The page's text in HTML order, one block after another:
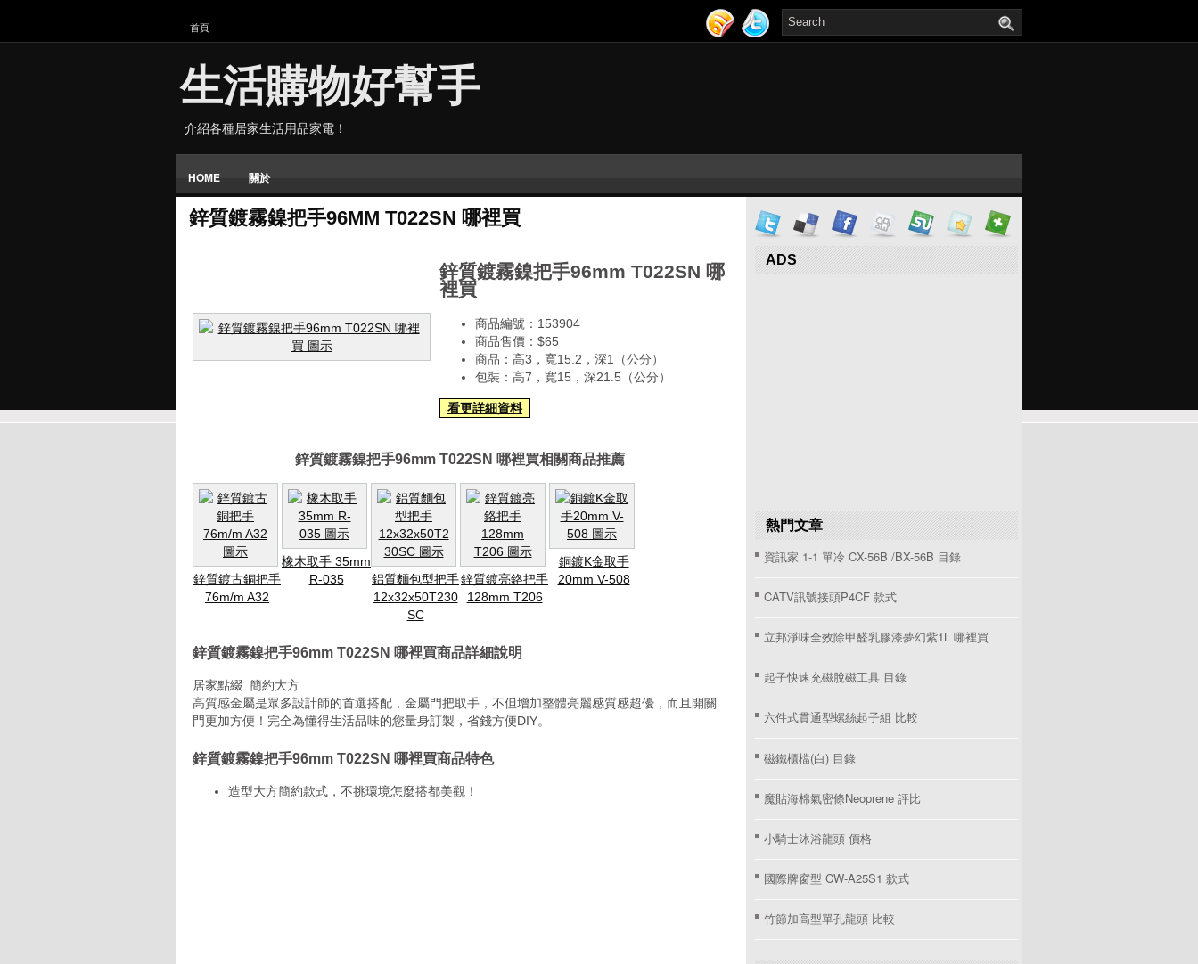
首頁
生活購物好幫手
介紹各種居家生活用品家電！
HOME 關於
鋅質鍍霧鎳把手96MM T022SN 哪裡買
鋅質鍍霧鎳把手96mm T022SN 哪
裡買
商品編號：153904
商品售價：$65
商品：高3，寬15.2，深1（公分）
包裝：高7，寬15，深21.5（公分）
看更詳細資料
鋅質鍍霧鎳把手96mm T022SN 哪裡買相關商品推薦
鋅質鍍古銅把手
76m/m A32
橡木取手 35mm
R-035
鋁質麵包型把手
12x32x50T230
SC
鋅質鍍亮鉻把手
128mm T206
銅鍍K金取手
20mm V-508
鋅質鍍霧鎳把手96mm T022SN 哪裡買商品詳細說明
居家點綴 簡約大方
高質感金屬是眾多設計師的首選搭配，金屬門把取手，不但增加整體亮麗感質感超優，而且開關
門更加方便！完全為懂得生活品味的您量身訂製，省錢方便DIY。
鋅質鍍霧鎳把手96mm T022SN 哪裡買商品特色
造型大方簡約款式，不挑環境怎麼搭都美觀！
ADS
熱門文章
資訊家 1-1 單冷 CX-56B /BX-56B 目錄
CATV訊號接頭P4CF 款式
立邦淨味全效除甲醛乳膠漆夢幻紫1L 哪裡買
起子快速充磁脫磁工具 目錄
六件式貫通型螺絲起子組 比較
磁鐵櫃檔(白) 目錄
魔貼海棉氣密條Neoprene 評比
小騎士沐浴龍頭 價格
國際牌窗型 CW-A25S1 款式
竹節加高型單孔龍頭 比較